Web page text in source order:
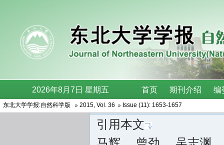
东北大学学报:自然科学版 2015, Vol. 36 Issue (11): 1653-1657
引用本文